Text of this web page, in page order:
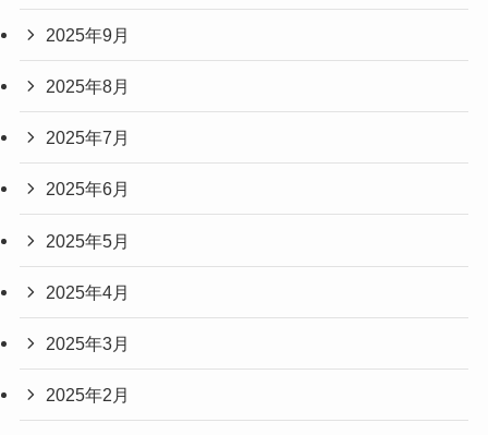
2025年9月
2025年8月
2025年7月
2025年6月
2025年5月
2025年4月
2025年3月
2025年2月